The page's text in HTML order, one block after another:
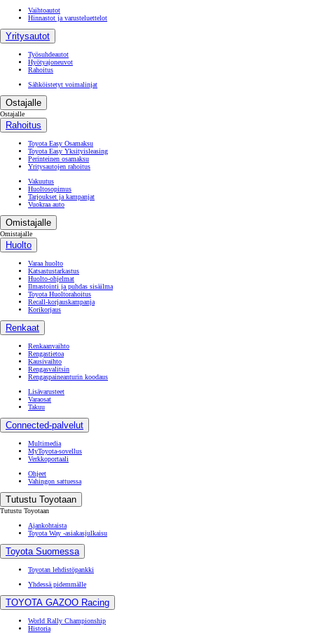
Vaihtoautot
Hinnastot ja varusteluettelot
Yritysautot
Työsuhdeautot
Hyötyajoneuvot
Rahoitus
Sähköistetyt voimalinjat
Ostajalle
Ostajalle
Rahoitus
Toyota Easy Osamaksu
Toyota Easy Yksityisleasing
Perinteinen osamaksu
Yritysautojen rahoitus
Vakuutus
Huoltosopimus
Tarjoukset ja kampanjat
Vuokraa auto
Omistajalle
Omistajalle
Huolto
Varaa huolto
Katsastustarkastus
Huolto-ohjelmat
Ilmastointi ja puhdas sisäilma
Toyota Huoltorahoitus
Recall-korjauskampanja
Korikorjaus
Renkaat
Renkaanvaihto
Rengastietoa
Kausivaihto
Rengasvalitsin
Rengaspaineanturin koodaus
Lisävarusteet
Varaosat
Takuu
Connected-palvelut
Multimedia
MyToyota-sovellus
Verkkoportaali
Ohjeet
Vahingon sattuessa
Tutustu Toyotaan
Tutustu Toyotaan
Ajankohtaista
Toyota Way -asiakasjulkaisu
Toyota Suomessa
Toyotan lehdistöpankki
Yhdessä pidemmälle
TOYOTA GAZOO Racing
World Rally Championship
Historia